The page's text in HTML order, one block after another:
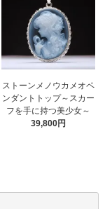
ストーンメノウカメオペ
ンダントトップ～スカー
フを手に持つ美少女～
39,800円